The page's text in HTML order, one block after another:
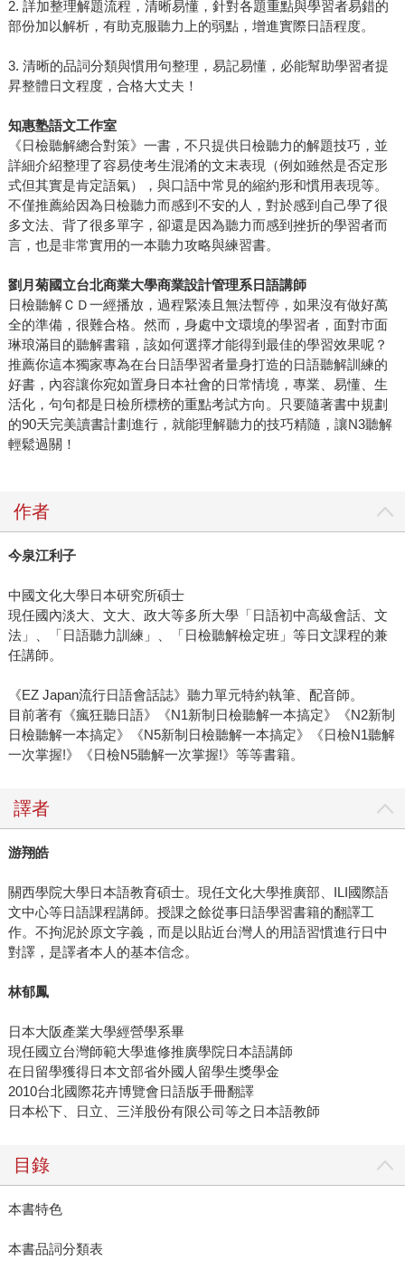
2. 詳加整理解題流程，清晰易懂，針對各題重點與學習者易錯的
部份加以解析，有助克服聽力上的弱點，增進實際日語程度。
3. 清晰的品詞分類與慣用句整理，易記易懂，必能幫助學習者提
昇整體日文程度，合格大丈夫！
知惠塾語文工作室
《日檢聽解總合對策》一書，不只提供日檢聽力的解題技巧，並
詳細介紹整理了容易使考生混淆的文末表現（例如雖然是否定形
式但其實是肯定語氣），與口語中常見的縮約形和慣用表現等。
不僅推薦給因為日檢聽力而感到不安的人，對於感到自己學了很
多文法、背了很多單字，卻還是因為聽力而感到挫折的學習者而
言，也是非常實用的一本聽力攻略與練習書。
劉月菊國立台北商業大學商業設計管理系日語講師
日檢聽解ＣＤ一經播放，過程緊湊且無法暫停，如果沒有做好萬
全的準備，很難合格。然而，身處中文環境的學習者，面對市面
琳琅滿目的聽解書籍，該如何選擇才能得到最佳的學習效果呢？
推薦你這本獨家專為在台日語學習者量身打造的日語聽解訓練的
好書，內容讓你宛如置身日本社會的日常情境，專業、易懂、生
活化，句句都是日檢所標榜的重點考試方向。只要隨著書中規劃
的90天完美讀書計劃進行，就能理解聽力的技巧精隨，讓N3聽解
輕鬆過關！
作者
今泉江利子
中國文化大學日本研究所碩士
現任國內淡大、文大、政大等多所大學「日語初中高級會話、文
法」、「日語聽力訓練」、「日檢聽解檢定班」等日文課程的兼
任講師。
《EZ Japan流行日語會話誌》聽力單元特約執筆、配音師。
目前著有《瘋狂聽日語》《N1新制日檢聽解一本搞定》《N2新制
日檢聽解一本搞定》《N5新制日檢聽解一本搞定》《日檢N1聽解
一次掌握!》《日檢N5聽解一次掌握!》等等書籍。
譯者
游翔皓
關西學院大學日本語教育碩士。現任文化大學推廣部、ILI國際語
文中心等日語課程講師。授課之餘從事日語學習書籍的翻譯工
作。不拘泥於原文字義，而是以貼近台灣人的用語習慣進行日中
對譯，是譯者本人的基本信念。
林郁鳳
日本大阪產業大學經營學系畢
現任國立台灣師範大學進修推廣學院日本語講師
在日留學獲得日本文部省外國人留學生獎學金
2010台北國際花卉博覽會日語版手冊翻譯
日本松下、日立、三洋股份有限公司等之日本語教師
目錄
本書特色
本書品詞分類表